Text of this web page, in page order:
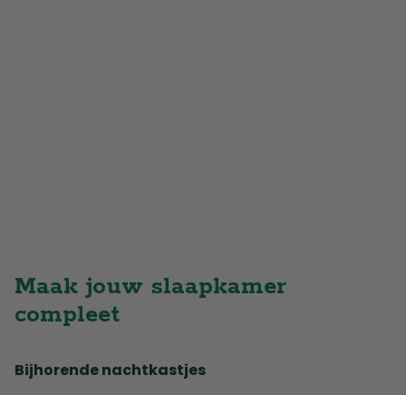
Maak jouw slaapkamer
compleet
Bijhorende nachtkastjes